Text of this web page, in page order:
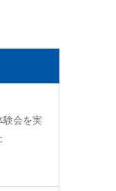
験会を実